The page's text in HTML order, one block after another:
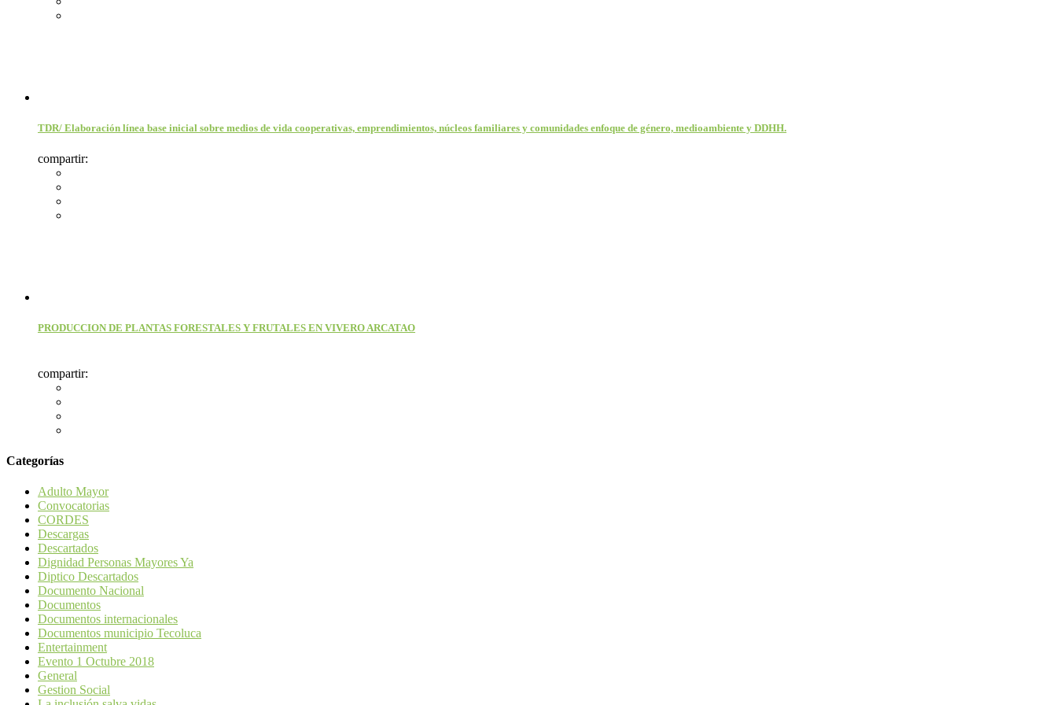
TDR/ Elaboración línea base inicial sobre medios de vida cooperativas, emprendimientos, núcleos familiares y comunidades enfoque de género, medioambiente y DDHH.
compartir:
PRODUCCION DE PLANTAS FORESTALES Y FRUTALES EN VIVERO ARCATAO
compartir:
Categorías
Adulto Mayor
Convocatorias
CORDES
Descargas
Descartados
Dignidad Personas Mayores Ya
Diptico Descartados
Documento Nacional
Documentos
Documentos internacionales
Documentos municipio Tecoluca
Entertainment
Evento 1 Octubre 2018
General
Gestion Social